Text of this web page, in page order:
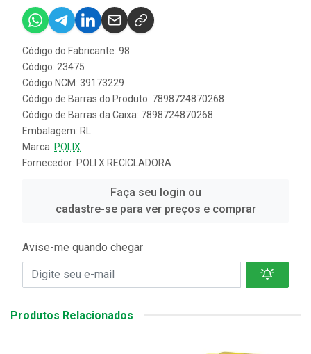
Código do Fabricante: 98
Código: 23475
Código NCM: 39173229
Código de Barras do Produto: 7898724870268
Código de Barras da Caixa: 7898724870268
Embalagem: RL
Marca: POLIX
Fornecedor: POLI X RECICLADORA
Faça seu login ou
cadastre-se para ver preços e comprar
Avise-me quando chegar
Produtos Relacionados